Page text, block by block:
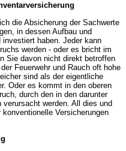
die Absicherung der Sachwerte
in dessen Aufbau und
haben. Jeder kann
werden - oder es bricht im
Sie davon nicht direkt betroffen
Feuerwehr und Rauch oft hohe
sind als der eigentliche
Oder es kommt in den oberen
durch den in den darunter
verursacht werden. All dies und
Versicherungen